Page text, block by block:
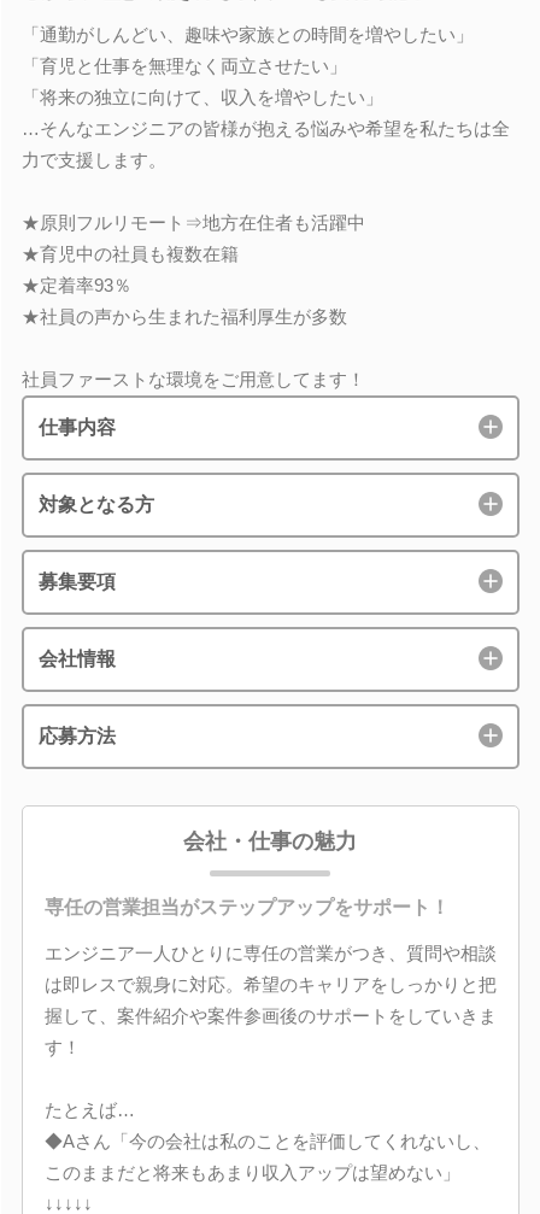
「通勤がしんどい、趣味や家族との時間を増やしたい」
「育児と仕事を無理なく両立させたい」
「将来の独立に向けて、収入を増やしたい」
…そんなエンジニアの皆様が抱える悩みや希望を私たちは全
力で支援します。
★原則フルリモート⇒地方在住者も活躍中
★育児中の社員も複数在籍
★定着率93％
★社員の声から生まれた福利厚生が多数
社員ファーストな環境をご用意してます！
仕事内容
対象となる方
募集要項
会社情報
応募方法
会社・仕事の魅力
専任の営業担当がステップアップをサポート！
エンジニア一人ひとりに専任の営業がつき、質問や相談
は即レスで親身に対応。希望のキャリアをしっかりと把
握して、案件紹介や案件参画後のサポートをしていきま
す！
たとえば…
◆Aさん「今の会社は私のことを評価してくれないし、
このままだと将来もあまり収入アップは望めない」
↓↓↓↓↓